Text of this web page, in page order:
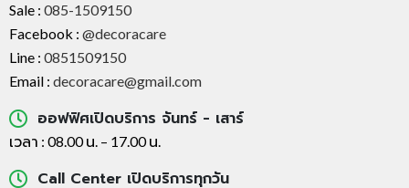
Sale : 085-1509150
Facebook : @decoracare
Line : 0851509150
Email : decoracare@gmail.com
ออฟฟิศเปิดบริการ จันทร์ - เสาร์
เวลา : 08.00 น. – 17.00 น.
Call Center เปิดบริการทุกวัน